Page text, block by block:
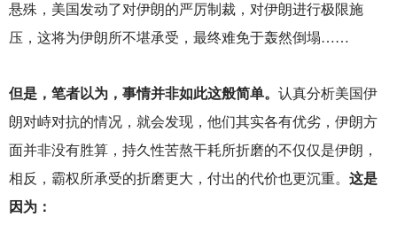
悬殊，美国发动了对伊朗的严厉制裁，对伊朗进行极限施
压，这将为伊朗所不堪承受，最终难免于轰然倒塌……
但是，笔者以为，事情并非如此这般简单。 认真分析美国伊
朗对峙对抗的情况，就会发现，他们其实各有优劣，伊朗方
面并非没有胜算，持久性苦熬干耗所折磨的不仅仅是伊朗，
相反，霸权所承受的折磨更大，付出的代价也更沉重。 这是
因为：